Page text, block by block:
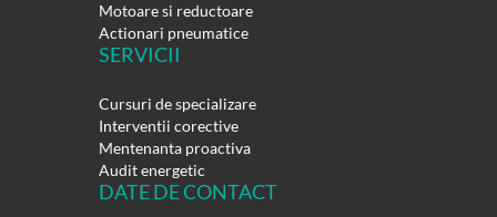
Motoare si reductoare
Actionari pneumatice
SERVICII
Cursuri de specializare
Interventii corective
Mentenanta proactiva
Audit energetic
DATE DE CONTACT